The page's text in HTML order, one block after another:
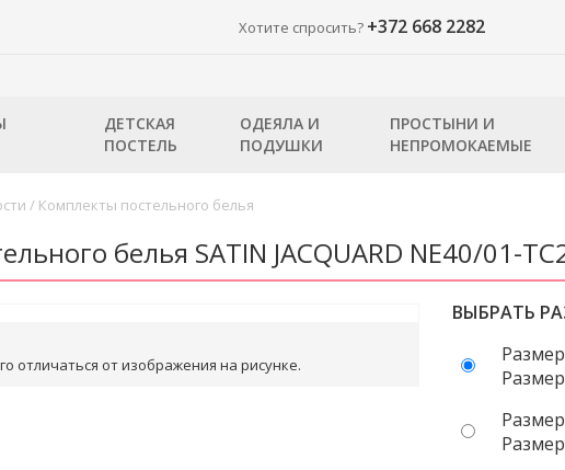
Хотите спросить? +372 668 2282
ДЕТСКАЯ
ПОСТЕЛЬ
ОДЕЯЛА И
ПОДУШКИ
ПРОСТЫНИ И
НЕПРОМОКАЕМЫЕ
/ Комплекты постельного белья
белья SATIN JACQUARD NE40/01-
отличаться от изображения на рисунке.
ВЫБРАТЬ